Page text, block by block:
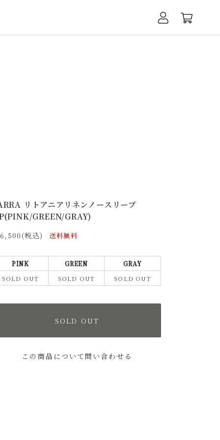
リトアニアリネンノースリーブ
GREEN/GRAY)
税込) 送料無料
PINK GREEN
GRAY
SOLD OUT
SOLD OUT SOLD OUT
SOLD OUT
この商品について問い合わせる